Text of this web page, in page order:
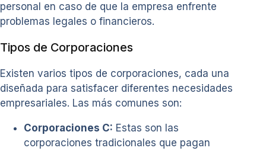
personal en caso de que la empresa enfrente
problemas legales o financieros.
Tipos de Corporaciones
Existen varios tipos de corporaciones, cada una
diseñada para satisfacer diferentes necesidades
empresariales. Las más comunes son:
Corporaciones C: Estas son las
corporaciones tradicionales que pagan